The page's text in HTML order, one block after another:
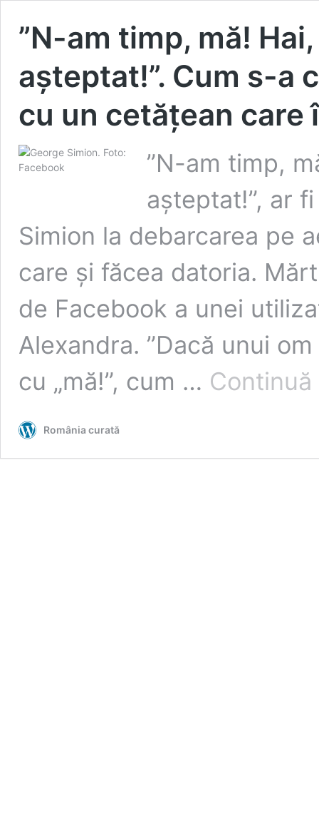
”N-am timp, mă!
așteptat!”. Cum s-a
cu un cetățean care
”N-am timp,
așteptat!”, ar
Simion la debarcarea pe
care și făcea datoria.
de Facebook a unei
Alexandra. ”Dacă unui
cu „mă!”, cum …
România curată